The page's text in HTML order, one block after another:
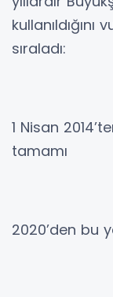
sıraladı:
1 Nisan
tamamı
2020’den bu